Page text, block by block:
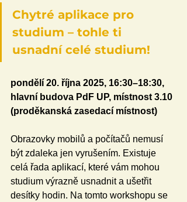
Chytré aplikace pro
studium – tohle ti
usnadní celé studium!
pondělí 20. října 2025, 16:30–18:30,
hlavní budova PdF UP, místnost 3.10
(proděkanská zasedací místnost)
Obrazovky mobilů a počítačů nemusí
být zdaleka jen vyrušením. Existuje
celá řada aplikací, které vám mohou
studium výrazně usnadnit a ušetřit
desítky hodin. Na tomto workshopu se